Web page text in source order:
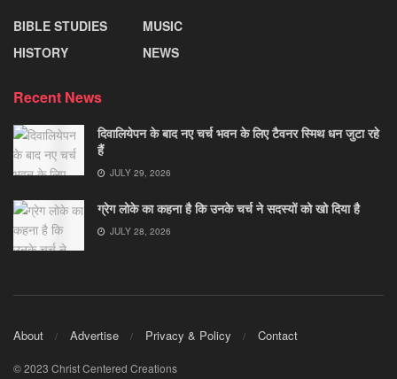
BIBLE STUDIES
HISTORY
MUSIC
NEWS
Recent News
दिवालियेपन के बाद नए चर्च भवन के लिए टैवनर स्मिथ धन जुटा रहे
हैं
JULY 29, 2026
ग्रेग लोके का कहना है कि उनके चर्च ने सदस्यों को खो दिया है
JULY 28, 2026
About Advertise Privacy & Policy Contact
© 2023 Christ Centered Creations